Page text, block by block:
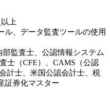
上
ル、データ監査ツールの使用
部監査士、公認情報システム
士（CFE）、CAMS（公認
計士、米国公認会計士、税
証券化マスター